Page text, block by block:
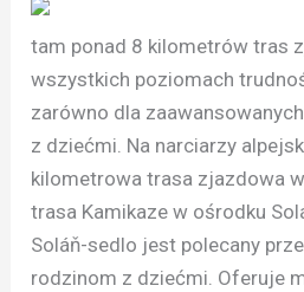
tam ponad 8 kilometrów tras
wszystkich poziomach
zarówno dla
z dziećmi. Na narciarzy
kilometrowa trasa zjazdowa
trasa Kamikaze w ośrodku
Soláň-sedlo jest polecany
rodzinom z dziećmi. Oferuje